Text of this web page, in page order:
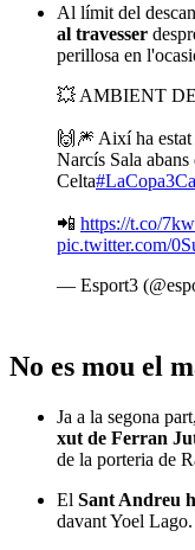
Al límit del
al travesser
perillosa en
💥 AMBIENT
🙌🎆 Així ha
Narcís Sala
Celta
📲 https://t.co/
pic.twitter.com/
— Esport3
No es mou el
Ja a la segona
xut de Ferran
de la porteria de
El Sant Andreu
davant Yoel Lago.